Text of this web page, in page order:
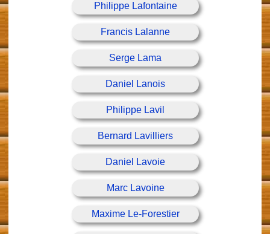
Philippe Lafontaine
Francis Lalanne
Serge Lama
Daniel Lanois
Philippe Lavil
Bernard Lavilliers
Daniel Lavoie
Marc Lavoine
Maxime Le-Forestier